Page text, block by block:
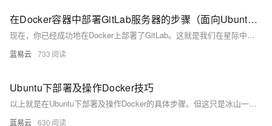
在Docker容器中部署GitLab服务器的步骤（面向Ubuntu 16.04）
现在，你已经成功地在Docker上部署了GitLab。这就是我们在星际中的壮举，轻松如同土豆一样简单！星际旅行结束，靠岸，打开舱门，迎接全新的代码时代。Prepare to code, astronaut!
蓝易云 733
Ubuntu下部署及操作Docker技巧
以上就是在Ubuntu下部署及操作Docker的具体步骤。但这只是冰山一角，Docker的魅力远不仅如此。你可以将其视为存放各种工具的小箱子，随时随地取用，极大地提升工作效率。你也可以私人订制，适应不同的开发环境，就像一个拥有各种口味冰淇淋的冰箱，满足各种各样的需求。好了，现在你已经掌握了基本的Docker运用技巧，快去尝试使用吧！记住，沉浸在探索中，你会找到无尽的乐趣和满满的收获。
蓝易云 630